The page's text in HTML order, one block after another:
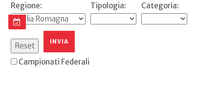
Regione: Tipologia: Categoria:
Campionati Federali